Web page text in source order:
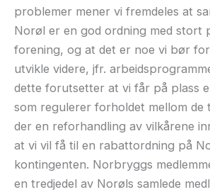
problemer mener vi fremdeles at
Norøl er en god ordning med stort
forening, og at det er noe vi bør
utvikle videre, jfr.
dette forutsetter at vi får på plass
som regulerer forholdet mellom de
der en reforhandling av vilkårene
at vi vil få til en rabattordning på
kontingenten. Norbryggs
en tredjedel av Norøls samlede